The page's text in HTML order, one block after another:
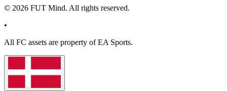
© 2026 FUT Mind. All rights reserved.
•
All FC assets are property of EA Sports.